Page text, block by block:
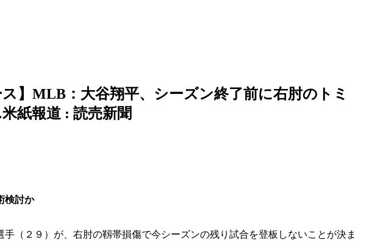
】MLB：大谷翔平、シーズン終了前に右肘のトミ
紙報道 : 読売新聞
検討か
（２９）が、右肘の靱帯損傷で今シーズンの残り試合を登板しないことが決ま